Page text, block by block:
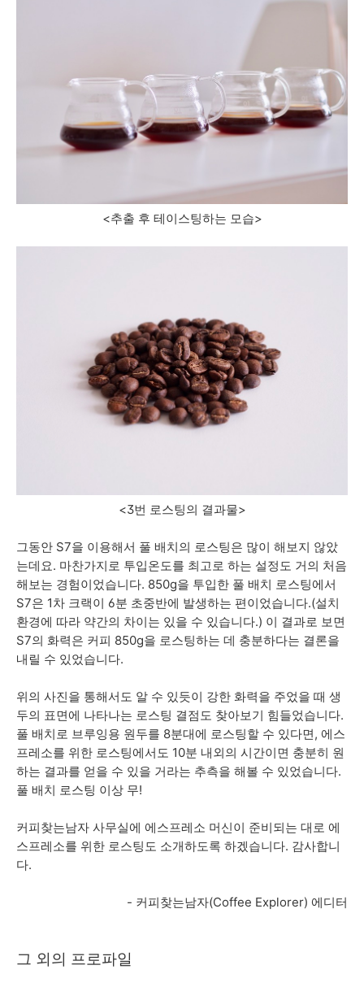
<추출 후 테이스팅하는 모습>
<3번 로스팅의 결과물>
그동안 S7을 이용해서 풀 배치의 로스팅은 많이 해보지 않았
는데요. 마찬가지로 투입온도를 최고로 하는 설정도 거의 처음
해보는 경험이었습니다. 850g을 투입한 풀 배치 로스팅에서
S7은 1차 크랙이 6분 초중반에 발생하는 편이었습니다.(설치
환경에 따라 약간의 차이는 있을 수 있습니다.) 이 결과로 보면
S7의 화력은 커피 850g을 로스팅하는 데 충분하다는 결론을
내릴 수 있었습니다.
위의 사진을 통해서도 알 수 있듯이 강한 화력을 주었을 때 생
두의 표면에 나타나는 로스팅 결점도 찾아보기 힘들었습니다.
풀 배치로 브루잉용 원두를 8분대에 로스팅할 수 있다면, 에스
프레소를 위한 로스팅에서도 10분 내외의 시간이면 충분히 원
하는 결과를 얻을 수 있을 거라는 추측을 해볼 수 있었습니다.
풀 배치 로스팅 이상 무!
커피찾는남자 사무실에 에스프레소 머신이 준비되는 대로 에
스프레소를 위한 로스팅도 소개하도록 하겠습니다. 감사합니
다.
- 커피찾는남자(Coffee Explorer) 에디터
그 외의 프로파일